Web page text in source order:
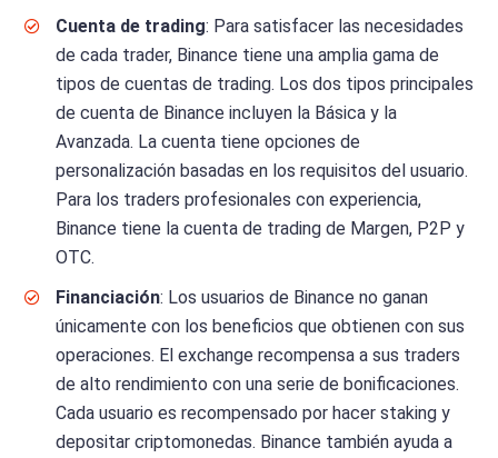
Cuenta de trading: Para satisfacer las necesidades
de cada trader, Binance tiene una amplia gama de
tipos de cuentas de trading. Los dos tipos principales
de cuenta de Binance incluyen la Básica y la
Avanzada. La cuenta tiene opciones de
personalización basadas en los requisitos del usuario.
Para los traders profesionales con experiencia,
Binance tiene la cuenta de trading de Margen, P2P y
OTC.
Financiación: Los usuarios de Binance no ganan
únicamente con los beneficios que obtienen con sus
operaciones. El exchange recompensa a sus traders
de alto rendimiento con una serie de bonificaciones.
Cada usuario es recompensado por hacer staking y
depositar criptomonedas. Binance también ayuda a